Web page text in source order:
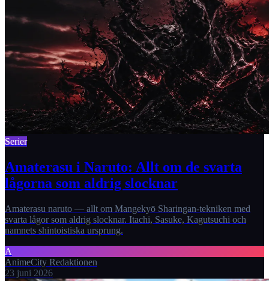
Serier
Amaterasu i Naruto: Allt om de svarta
lågorna som aldrig slocknar
Amaterasu naruto — allt om Mangekyō Sharingan-tekniken med
svarta lågor som aldrig slocknar. Itachi, Sasuke, Kagutsuchi och
namnets shintoistiska ursprung.
A
AnimeCity Redaktionen
23 juni 2026